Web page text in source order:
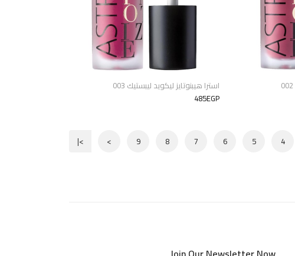
استرا هيبنوتايز ليكويد ليبستيك 003
485EGP
4
5
6
7
8
9
>
>|